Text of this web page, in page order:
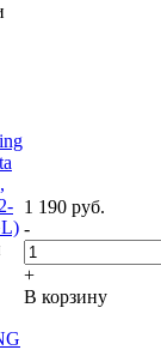
1 190 руб.
-
+
В корзину